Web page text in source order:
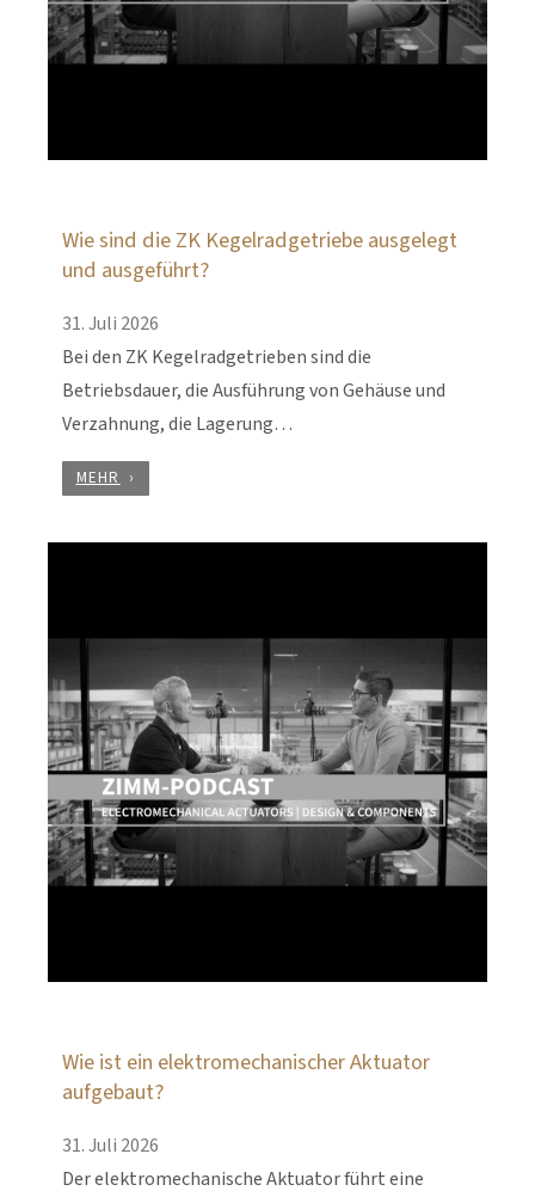
Wie sind die ZK Kegelradgetriebe ausgelegt
und ausgeführt?
31. Juli 2026
Bei den ZK Kegelradgetrieben sind die
Betriebsdauer, die Ausführung von Gehäuse und
Verzahnung, die Lagerung…
MEHR
Wie ist ein elektromechanischer Aktuator
aufgebaut?
31. Juli 2026
Der elektromechanische Aktuator führt eine